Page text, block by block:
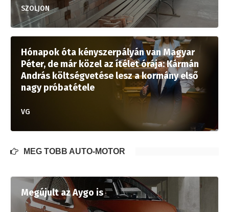
SZOLJON
Hónapok óta kényszerpályán van Magyar
Péter, de már közel az ítélet órája: Kármán
András költségvetése lesz a kormány első
nagy próbatétele
VG
MÉG TÖBB AUTÓ-MOTOR
Megújult az Aygo is